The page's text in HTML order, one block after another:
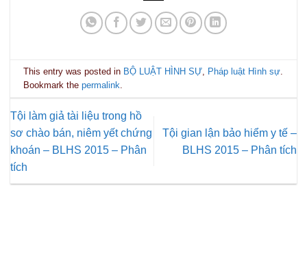
This entry was posted in BỘ LUẬT HÌNH SỰ Pháp luật Hình sự
Bookmark thepermalink
Tội làm giả tài liệu trong hồ
sơ chào bán, niêm yết chứng
khoán – BLHS 2015 – Phân
tích
Tội gian lận bảo hiểm y tế –
BLHS 2015 – Phân tích